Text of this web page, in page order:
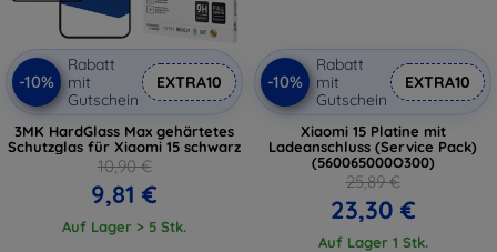
-10%
Rabatt
mit
Gutschein
EXTRA10
3MK HardGlass Max gehärtetes
Schutzglas für Xiaomi 15 schwarz
10,90 €
9,81 €
Auf Lager > 5 Stk.
-10%
Rabatt
mit
Gutschein
EXTRA10
Xiaomi 15 Platine mit
Ladeanschluss (Service Pack)
(560065000O300)
25,89 €
23,30 €
Auf Lager 1 Stk.